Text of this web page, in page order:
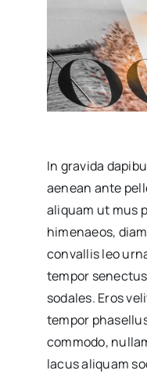
In gravida
aenean ante
aliquam ut mus
himenaeos,
convallis leo
tempor
sodales. Eros
tempor
commodo,
lacus aliquam